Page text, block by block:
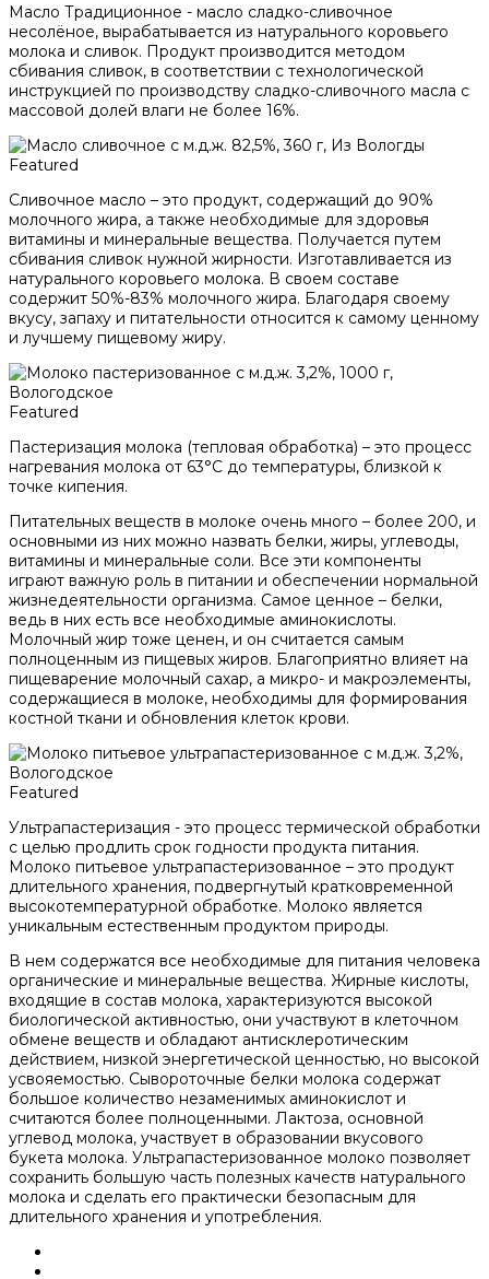
Масло Традиционное - масло сладко-сливочное
несолёное, вырабатывается из натурального коровьего
молока и сливок. Продукт производится методом
сбивания сливок, в соответствии с технологической
инструкцией по производству сладко-сливочного масла с
массовой долей влаги не более 16%.
Featured
Сливочное масло – это продукт, содержащий до 90%
молочного жира, а также необходимые для здоровья
витамины и минеральные вещества. Получается путем
сбивания сливок нужной жирности. Изготавливается из
натурального коровьего молока. В своем составе
содержит 50%-83% молочного жира. Благодаря своему
вкусу, запаху и питательности относится к самому ценному
и лучшему пищевому жиру.
Featured
Пастеризация молока (тепловая обработка) – это процесс
нагревания молока от 63°С до температуры, близкой к
точке кипения.
Питательных веществ в молоке очень много – более 200, и
основными из них можно назвать белки, жиры, углеводы,
витамины и минеральные соли. Все эти компоненты
играют важную роль в питании и обеспечении нормальной
жизнедеятельности организма. Самое ценное – белки,
ведь в них есть все необходимые аминокислоты.
Молочный жир тоже ценен, и он считается самым
полноценным из пищевых жиров. Благоприятно влияет на
пищеварение молочный сахар, а микро- и макроэлементы,
содержащиеся в молоке, необходимы для формирования
костной ткани и обновления клеток крови.
Featured
Ультрапастеризация - это процесс термической обработки
с целью продлить срок годности продукта питания.
Молоко питьевое ультрапастеризованное – это продукт
длительного хранения, подвергнутый кратковременной
высокотемпературной обработке. Молоко является
уникальным естественным продуктом природы.
В нем содержатся все необходимые для питания человека
органические и минеральные вещества. Жирные кислоты,
входящие в состав молока, характеризуются высокой
биологической активностью, они участвуют в клеточном
обмене веществ и обладают антисклеротическим
действием, низкой энергетической ценностью, но высокой
усвояемостью. Сывороточные белки молока содержат
большое количество незаменимых аминокислот и
считаются более полноценными. Лактоза, основной
углевод молока, участвует в образовании вкусового
букета молока. Ультрапастеризованное молоко позволяет
сохранить большую часть полезных качеств натурального
молока и сделать его практически безопасным для
длительного хранения и употребления.